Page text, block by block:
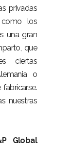
privadas
como los
una gran
que
ciertas
o
nuestras
Global